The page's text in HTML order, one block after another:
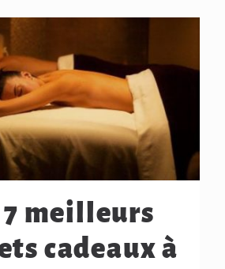
7 meilleurs
cadeaux à